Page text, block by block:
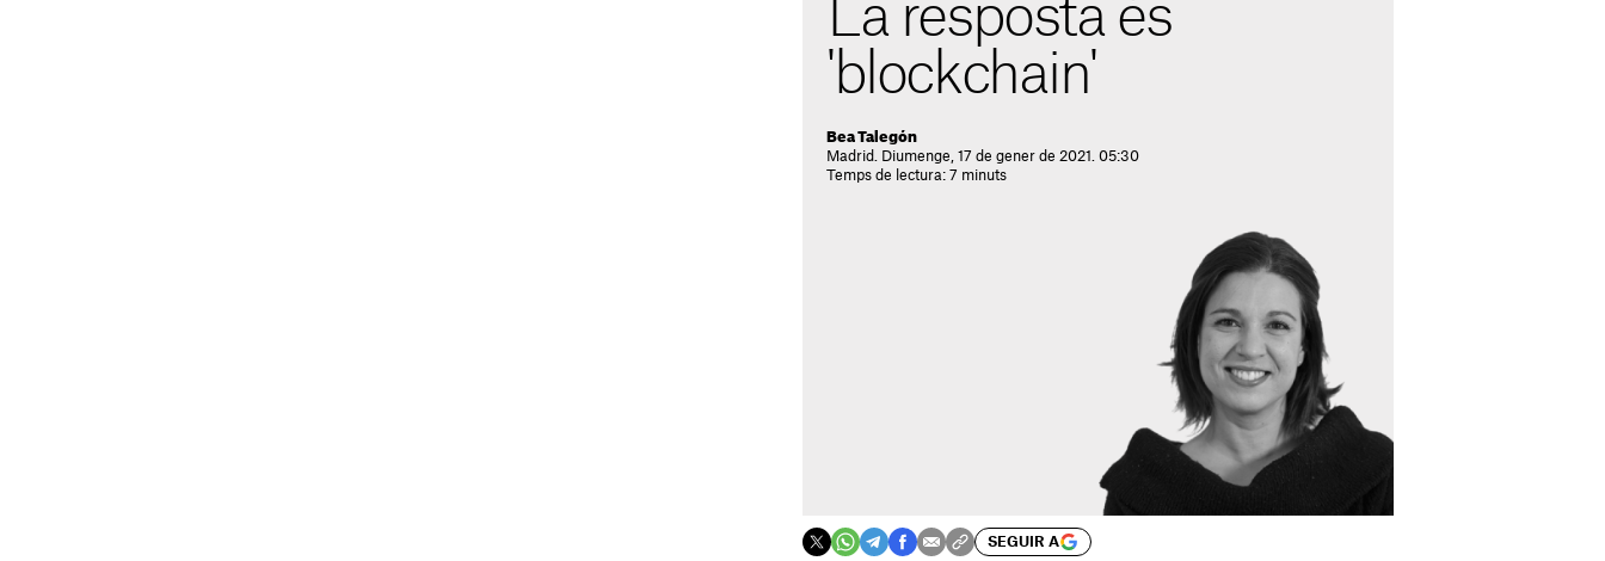
La resposta és
'blockchain'
Bea Talegón
Madrid. Diumenge, 17 de gener de 2021. 05:30
Temps de lectura: 7 minuts
SEGUIR A